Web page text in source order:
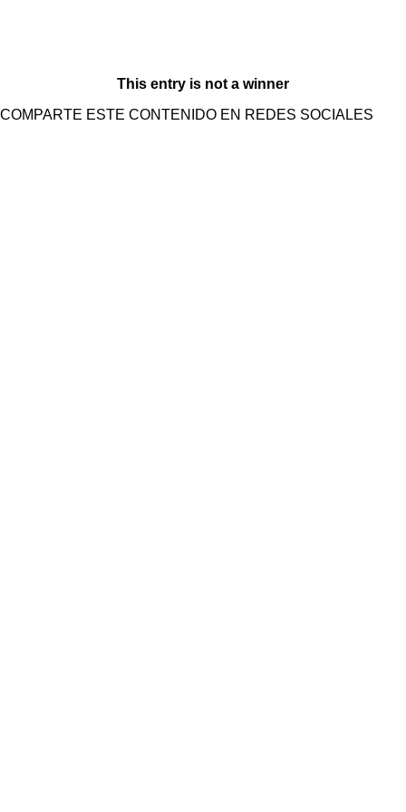
This entry is not a winner
COMPARTE ESTE CONTENIDO EN REDES SOCIALES